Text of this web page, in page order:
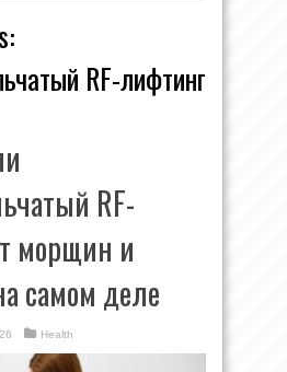
RF-лифтинг
RF-
морщин и
самом деле
Health